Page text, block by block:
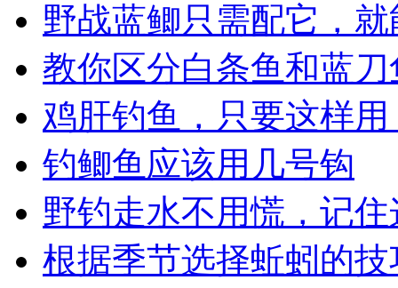
野战蓝鲫只需配它，
教你区分白条鱼和蓝
鸡肝钓鱼，只要这样
钓鲫鱼应该用几号钩
野钓走水不用慌，记
根据季节选择蚯蚓的